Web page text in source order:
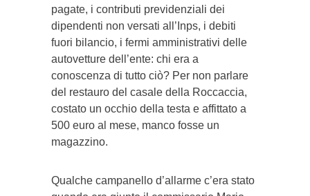
pagate, i contributi previdenziali dei
dipendenti non versati all’Inps, i debiti
fuori bilancio, i fermi amministrativi delle
autovetture dell’ente: chi era a
conoscenza di tutto ciò? Per non parlare
del restauro del casale della Roccaccia,
costato un occhio della testa e affittato a
500 euro al mese, manco fosse un
magazzino.
Qualche campanello d’allarme c’era stato